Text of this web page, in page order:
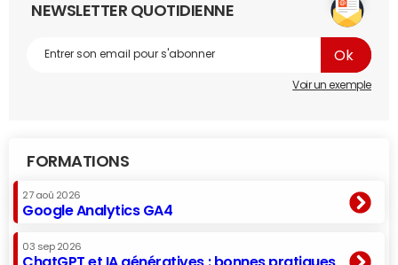
NEWSLETTER QUOTIDIENNE
Voir un exemple
FORMATIONS
27 aoû 2026
Google Analytics GA4
03 sep 2026
ChatGPT et IA génératives : bonnes pratiques